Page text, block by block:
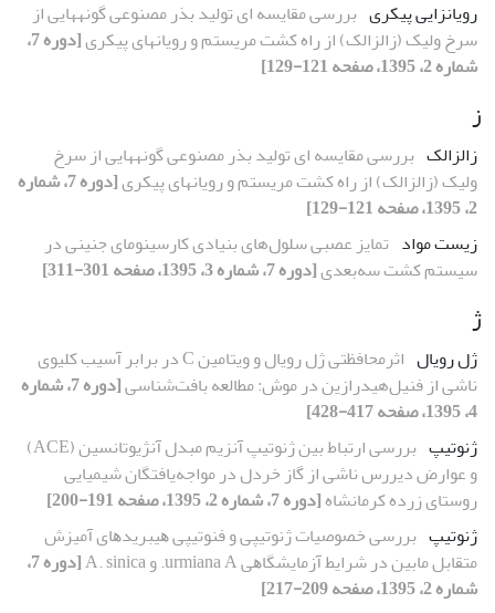
رویان‏زایی پیکری بررسی مقایسه ای تولید بذر مصنوعی گونه‏هایی از
سرخ ولیک (زالزالک) از راه کشت مریستم و رویان‏های پیکری
[دوره 7،
شماره 2، 1395، صفحه 121-129]
ز
زالزالک بررسی مقایسه ای تولید بذر مصنوعی گونه‏هایی از سرخ
ولیک (زالزالک) از راه کشت مریستم و رویان‏های پیکری
[دوره 7، شماره
2، 1395، صفحه 121-129]
زیست ­مواد تمایز عصبی سلول‌های بنیادی کارسینومای جنینی در
سیستم کشت سه‌بعدی[دوره 7، شماره 3، 1395، صفحه 301-311]
ژ
ژل رویال
اثرمحافظتی ژل رویال و ویتامین C در برابر آسیب کلیوی
ناشی از فنیل‌هیدرازین در موش: مطالعه بافت‌شناسی
[دوره 7، شماره
4، 1395، صفحه 417-428]
ژنوتیپ
بررسی ارتباط بین ژنوتیپ آنزیم مبدل آنژیوتانسین (ACE)
و عوارض دیررس ناشی از گاز خردل در مواجه‌‌یافتگان شیمیایی
روستای زرده کرمانشاه[دوره 7، شماره 2، 1395، صفحه 191-200]
ژنوتیپ ﺑﺮرﺳﯽ ﺧﺼﻮﺻﯿﺎت ژﻧﻮﺗﯿﭙﯽ و فنوتیپی ﻫﯿﺒﺮﯾﺪﻫﺎی آﻣﯿﺰش
ﻣﺘﻘﺎﺑﻞ ﻣﺎﺑﯿﻦ در ﺷﺮاﯾﻂ آزﻣﺎﯾﺸﮕﺎﻫﯽ urmiana A. و A. sinica
[دوره 7،
شماره 2، 1395، صفحه 209-217]